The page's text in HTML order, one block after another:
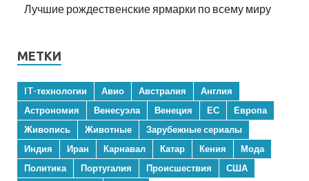
Лучшие рождественские ярмарки по всему миру
МЕТКИ
IT-технологии Авио Австралия
Англия
Астрономия
Венесуэла Венеция ЕС
Европа
Живопись
Животные
Зарубежные сериалы
Индия
Иран Карнавал Катар Кения
Мода
Политика
Португалия Происшествия США